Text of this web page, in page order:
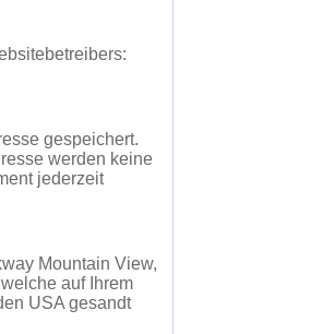
gespeichert.
werden keine
jederzeit
Mountain View,
auf Ihrem
USA gesandt